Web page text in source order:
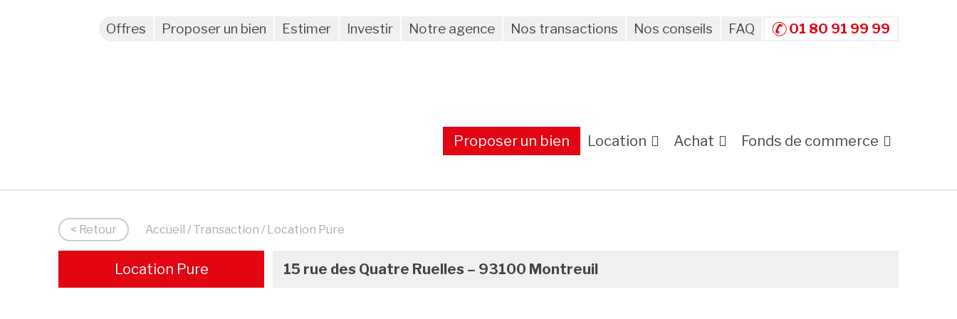
Offres Proposer un bien Estimer Investir Notre agence Nos transactions Nos conseils FAQ 01 80 91 99 99
Proposer un bien Location Achat Fonds de commerce
< Retour Accueil / Transaction / Location Pure
Location Pure 15 rue des Quatre Ruelles – 93100 Montreuil